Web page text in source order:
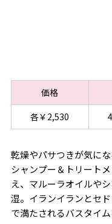
価格
各￥2,530
乾燥やパサつきが気に
シャンプー＆トリート
え、マルーラオイルや
湿。イランイランとセ
で満たされるバスタイム